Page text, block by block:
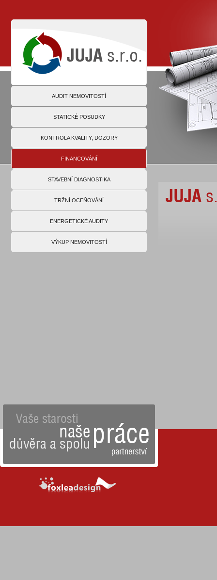
AUDIT NEMOVITOSTÍ
STATICKÉ POSUDKY
KONTROLA KVALITY, DOZORY
FINANCOVÁNÍ
STAVEBNÍ DIAGNOSTIKA
TRŽNÍ OCEŇOVÁNÍ
ENERGETICKÉ AUDITY
VÝKUP NEMOVITOSTÍ